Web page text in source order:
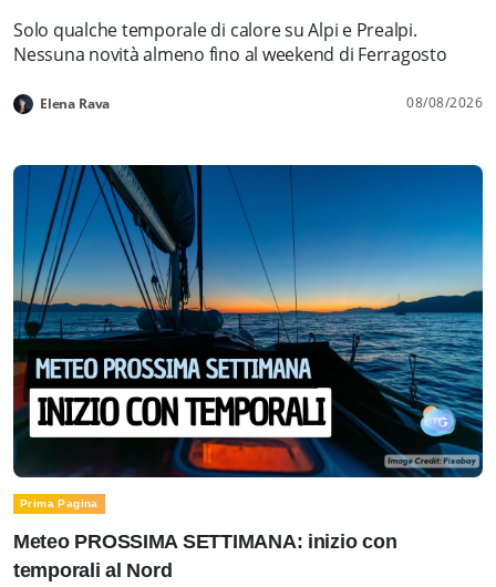
Solo qualche temporale di calore su Alpi e Prealpi.
Nessuna novità almeno fino al weekend di Ferragosto
Elena Rava 08/08/2026
Prima Pagina
Meteo PROSSIMA SETTIMANA: inizio con
temporali al Nord